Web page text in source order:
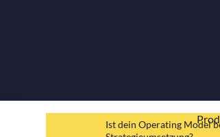
Ist dein Operating Model